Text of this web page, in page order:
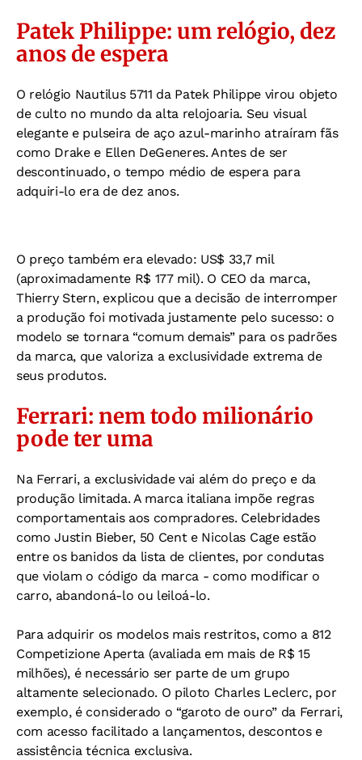
Patek Philippe: um relógio, dez
anos de espera
O relógio Nautilus 5711 da Patek Philippe virou objeto
de culto no mundo da alta relojoaria. Seu visual
elegante e pulseira de aço azul-marinho atraíram fãs
como Drake e Ellen DeGeneres. Antes de ser
descontinuado, o tempo médio de espera para
adquiri-lo era de dez anos.
O preço também era elevado: US$ 33,7 mil
(aproximadamente R$ 177 mil). O CEO da marca,
Thierry Stern, explicou que a decisão de interromper
a produção foi motivada justamente pelo sucesso: o
modelo se tornara “comum demais” para os padrões
da marca, que valoriza a exclusividade extrema de
seus produtos.
Ferrari: nem todo milionário
pode ter uma
Na Ferrari, a exclusividade vai além do preço e da
produção limitada. A marca italiana impõe regras
comportamentais aos compradores. Celebridades
como Justin Bieber, 50 Cent e Nicolas Cage estão
entre os banidos da lista de clientes, por condutas
que violam o código da marca - como modificar o
carro, abandoná-lo ou leiloá-lo.
Para adquirir os modelos mais restritos, como a 812
Competizione Aperta (avaliada em mais de R$ 15
milhões), é necessário ser parte de um grupo
altamente selecionado. O piloto Charles Leclerc, por
exemplo, é considerado o “garoto de ouro” da Ferrari,
com acesso facilitado a lançamentos, descontos e
assistência técnica exclusiva.